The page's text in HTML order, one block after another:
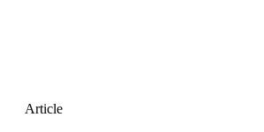
Article